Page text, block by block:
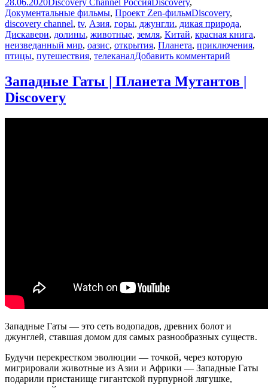
28.06.2020 Discovery Channel Россия Discovery,
Документальные фильмы, Проект Zen-фильмМетки
Discovery,
discovery channel, tv, Азия, горы, джунгли, дикая природа,
Дискавери, долины, животные, земля, Китай, красная книга,
неизведанный мир, оазис, открытия, Планета, приключения,
птицы, путешествия, телеканалДобавить комментарий
Юго-
запад
Западные Гаты | Планета Мутантов |
Discovery
Западные Гаты — это сеть водопадов, древних болот и
джунглей, ставшая домом для самых разнообразных существ.
Будучи перекрестком эволюции — точкой, через которую
мигрировали животные из Азии и Африки — Западные Гаты
подарили пристанище гигантской пурпурной лягушке,